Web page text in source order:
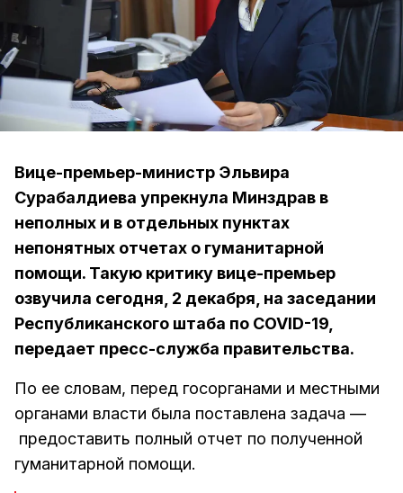
Вице-премьер-министр Эльвира
Сурабалдиева упрекнула Минздрав в
неполных и в отдельных пунктах
непонятных отчетах о гуманитарной
помощи. Такую критику вице-премьер
озвучила сегодня, 2 декабря, на заседании
Республиканского штаба по COVID-19,
передает пресс-служба правительства.
По ее словам, перед госорганами и местными
органами власти была поставлена задача —
предоставить полный отчет по полученной
гуманитарной помощи.